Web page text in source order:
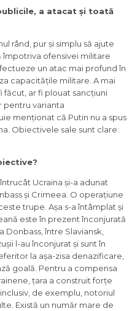
a atacat și toată
rând, pur și simplu să ajute
împotriva ofensivei militare
un atac mai profund în
capacitățile militare. A mai
ar fi plouat sancțiuni
pentru varianta
menționat că Putin nu a spus
Obiectivele sale sunt clare:
Ucraina și-a adunat
și Crimeea. O operațiune
trupe. Așa s-a întâmplat și
este în prezent înconjurată
între Slaviansk,
l-au înconjurat și sunt în
la așa-zisa denazificare,
goală. Pentru a compensa
țara a construit forțe
de exemplu, notoriul
Există un număr mare de